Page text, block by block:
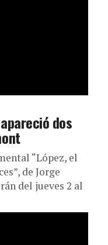
dos
“López, el
de Jorge
del jueves 2 al